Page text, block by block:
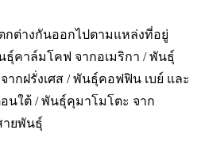
กต่างกันออกไปตามแหล่งที่อยู่
คาล์มโคฟ จากอเมริกา / พันธุ์
ากฝรั่งเศส / พันธุ์คอฟฟิน เบย์ และ
อนใต้ / พันธุ์คุมาโมโตะ จาก
ายพันธุ์